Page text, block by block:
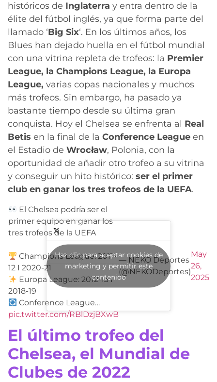
históricos de Inglaterra y entra dentro de la
élite del fútbol inglés, ya que forma parte del
llamado ‘Big Six‘. En los últimos años, los
Blues han dejado huella en el fútbol mundial
con una vitrina repleta de trofeos: la Premier
League, la Champions League, la Europa
League, varias copas nacionales y muchos
más trofeos. Sin embargo, ha pasado ya
bastante tiempo desde su última gran
conquista. Hoy el Chelsea se enfrenta al Real
Betis en la final de la Conference League en
el Estadio de Wrocław, Polonia, con la
oportunidad de añadir otro trofeo a su vitrina
y conseguir un hito histórico: ser el primer
club en ganar los tres trofeos de la UEFA.
El Chelsea podría ser el
primer equipo en ganar los
tres trofeos de la UEFA
Champions League: 2011-
12 I 2020-21
Europa League: 2012-13 I
2018-19
Conference League…
pic.twitter.com/RBlDzjBXwB
— NEKO Deportes
(@NEKODeportes)
May
26,
2025
Haz clic para aceptar cookies de
marketing y permitir este
contenido
El último trofeo del
Chelsea, el Mundial de
Clubes de 2022